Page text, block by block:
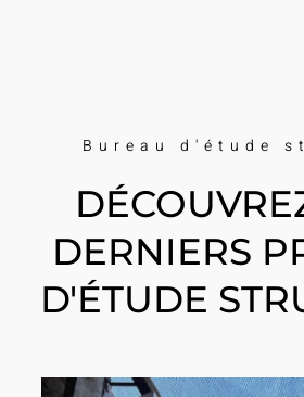
Bureau d'étude
DERNIERS
D'ÉTUDE